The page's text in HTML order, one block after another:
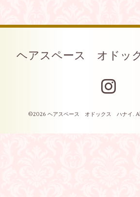
ヘアスペース オドッ
©2026 ヘアスペース オドックス ハナイ .